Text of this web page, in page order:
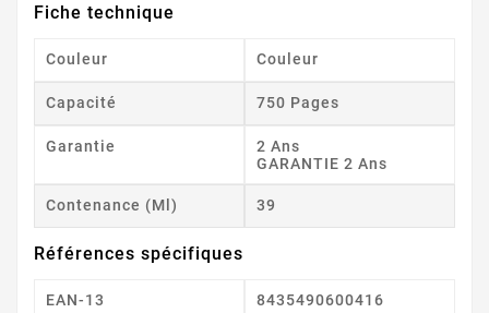
Fiche technique
Couleur Couleur
Capacité 750 Pages
Garantie
2 Ans
GARANTIE 2 Ans
Contenance (ml) 39
Références spécifiques
EAN-13 8435490600416